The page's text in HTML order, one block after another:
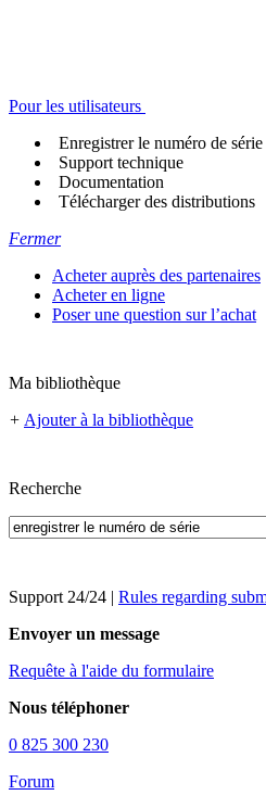
Pour les utilisateurs
Enregistrer le numéro de série
Support technique
Documentation
Télécharger des distributions
Fermer
Acheter auprès des partenaires
Acheter en ligne
Poser une question sur l’achat
Ma bibliothèque
+ Ajouter à la bibliothèque
Recherche
Support 24/24 | Rules regarding
Envoyer un message
Requête à l'aide du formulaire
Nous téléphoner
0 825 300 230
Forum